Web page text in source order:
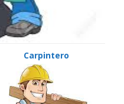
Carpintero